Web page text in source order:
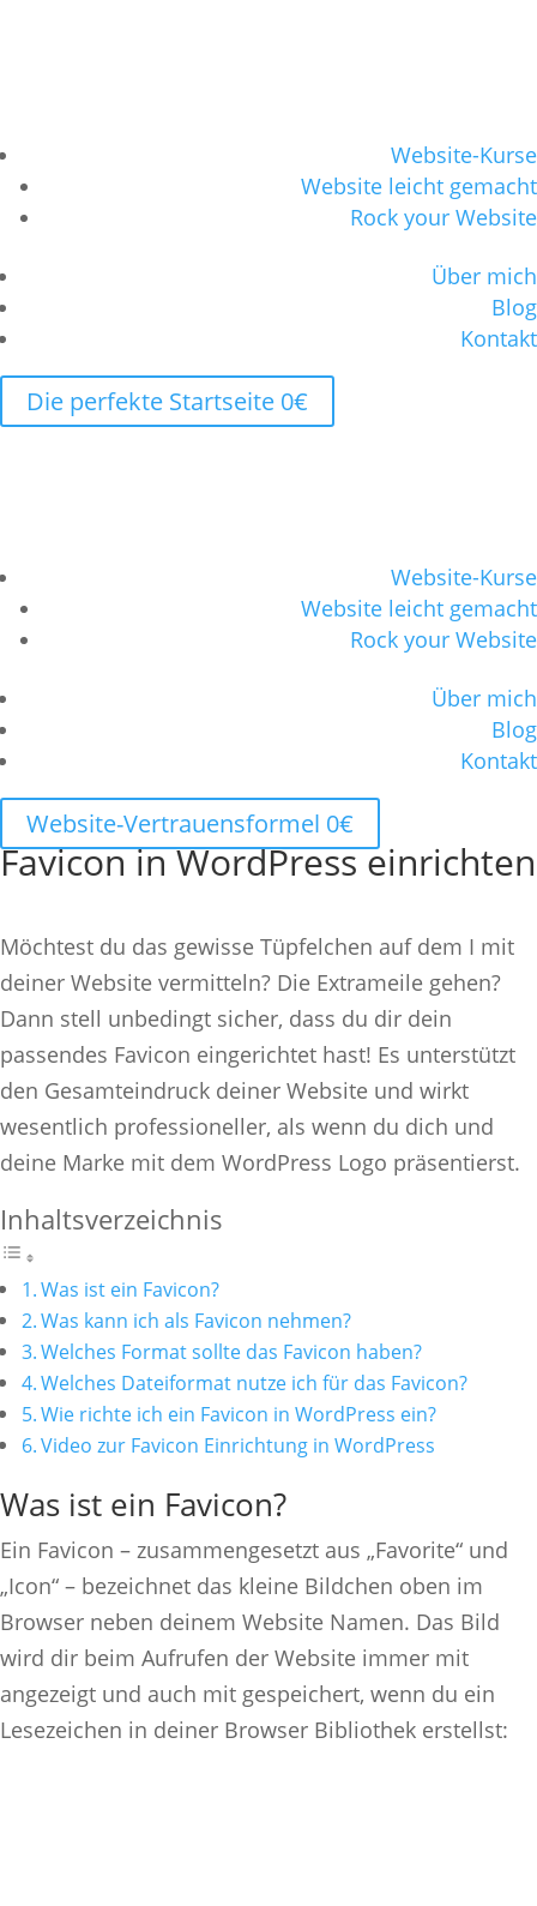
Website-Kurse
Website leicht gemacht
Rock your Website
Über mich
Blog
Kontakt
Die perfekte Startseite 0€
Website-Kurse
Website leicht gemacht
Rock your Website
Über mich
Blog
Kontakt
Website-Vertrauensformel 0€
Favicon in WordPress einrichten
Möchtest du das gewisse Tüpfelchen auf dem I mit
deiner Website vermitteln? Die Extrameile gehen?
Dann stell unbedingt sicher, dass du dir dein
passendes Favicon eingerichtet hast! Es unterstützt
den Gesamteindruck deiner Website und wirkt
wesentlich professioneller, als wenn du dich und
deine Marke mit dem WordPress Logo präsentierst.
Inhaltsverzeichnis
Was ist ein Favicon?
Was kann ich als Favicon nehmen?
Welches Format sollte das Favicon haben?
Welches Dateiformat nutze ich für das Favicon?
Wie richte ich ein Favicon in WordPress ein?
Video zur Favicon Einrichtung in WordPress
Was ist ein Favicon?
Ein Favicon – zusammengesetzt aus „Favorite“ und
„Icon“ – bezeichnet das kleine Bildchen oben im
Browser neben deinem Website Namen. Das Bild
wird dir beim Aufrufen der Website immer mit
angezeigt und auch mit gespeichert, wenn du ein
Lesezeichen in deiner Browser Bibliothek erstellst: